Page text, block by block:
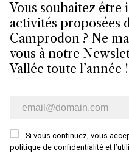
Vous souhaitez
activités proposées
Camprodon ? Ne
vous à notre
Vallée toute l’année !
Bulletin d’information par e-
Si vous continuez, vous
politique de confidentialité et